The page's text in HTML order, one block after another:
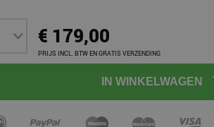
€ 179,00
PRIJS INCL. BTW EN GRATIS VERZENDING
IN WINKELWAGEN